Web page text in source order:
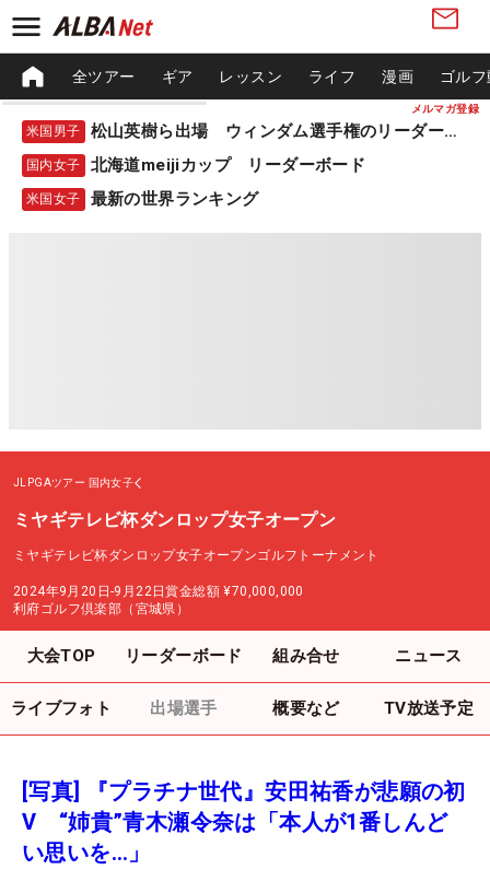
メルマガ登録
全ツアー ギア レッスン ライフ 漫画 ゴル
米国男子 松山英樹ら出場 ウィンダム選手権のリーダーボード
国内女子 北海道meijiカップ リーダーボード
米国女子 最新の世界ランキング
JLPGAツアー 国内女子
ミヤギテレビ杯ダンロップ女子オープン
ミヤギテレビ杯ダンロップ女子オープンゴルフトーナメント
2024年9月20日-9月22日賞金総額 ¥70,000,000
利府ゴルフ倶楽部（宮城県）
大会TOP リーダーボード 組み合せ ニュース
ライブフォト 出場選手 概要など TV放送予定
[写真] 『プラチナ世代』安田祐香が悲願の初
V “姉貴”青木瀬令奈は「本人が1番しんど
い思いを…」